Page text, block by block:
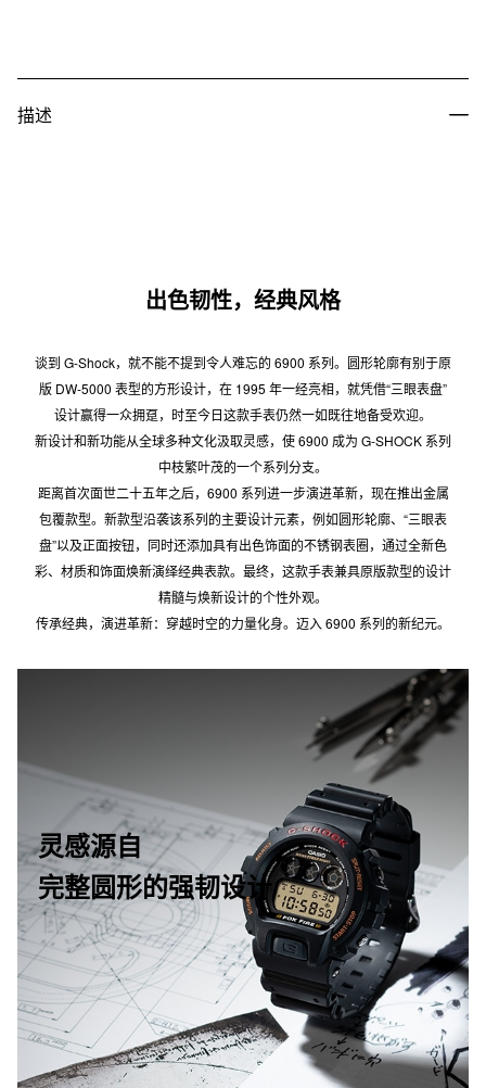
描述
出色韧性，经典风格
谈到 G-Shock，就不能不提到令人难忘的 6900 系列。圆形轮廓有别于原
版 DW-5000 表型的方形设计，在 1995 年一经亮相，就凭借“三眼表盘”
设计赢得一众拥趸，时至今日这款手表仍然一如既往地备受欢迎。
新设计和新功能从全球多种文化汲取灵感，使 6900 成为 G-SHOCK 系列
中枝繁叶茂的一个系列分支。
距离首次面世二十五年之后，6900 系列进一步演进革新，现在推出金属
包覆款型。新款型沿袭该系列的主要设计元素，例如圆形轮廓、“三眼表
盘”以及正面按钮，同时还添加具有出色饰面的不锈钢表圈，通过全新色
彩、材质和饰面焕新演绎经典表款。最终，这款手表兼具原版款型的设计
精髓与焕新设计的个性外观。
传承经典，演进革新：穿越时空的力量化身。迈入 6900 系列的新纪元。
灵感源自
完整圆形的强韧设计